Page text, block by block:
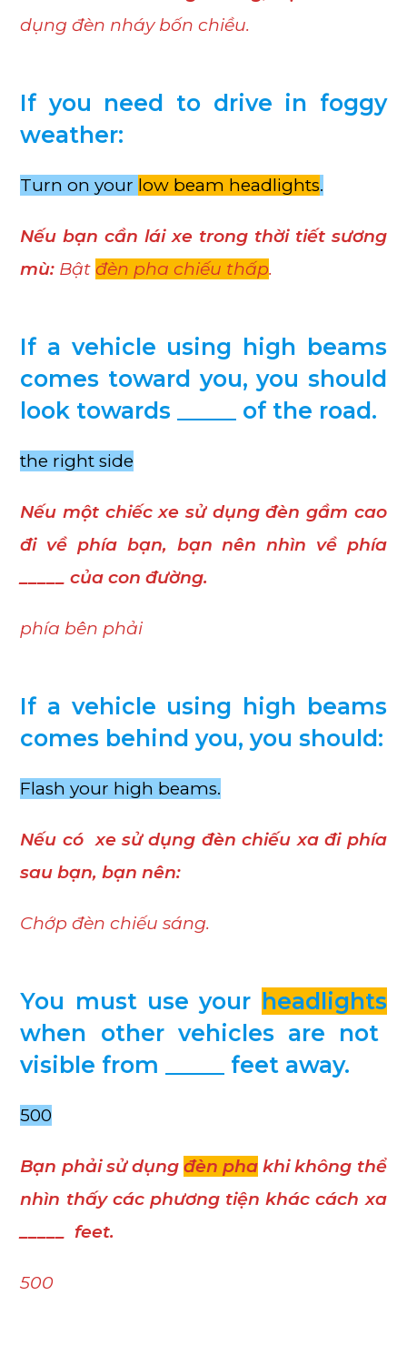
dụng đèn nháy bốn chiều.
If you need to drive in foggy
weather:
Turn on your low beam headlights.
Nếu bạn cần lái xe trong thời tiết sương
mù: Bậtđèn pha chiếu thấp.
If a vehicle using high beams
comes toward you, you should
look towards _____ of the road.
the right side
Nếu một chiếc xe sử dụng đèn gầm cao
đi về phía bạn, bạn nên nhìn về phía
_____ của con đường.
phía bên phải
If a vehicle using high beams
comes behind you, you should:
Flash your high beams.
Nếu có xe sử dụng đèn chiếu xa đi phía
sau bạn, bạn nên:
Chớp đèn chiếu sáng.
You must use your headlights
when other vehicles are not
visible from _____ feet away.
500
Bạn phải sử dụng đèn pha khi không thể
nhìn thấy các phương tiện khác cách xa
_____ feet.
500